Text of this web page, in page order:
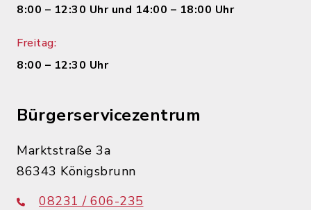
8:00 – 12:30 Uhr und 14:00 – 18:00 Uhr
Freitag:
8:00 – 12:30 Uhr
Bürgerservicezentrum
Marktstraße 3a
86343 Königsbrunn
08231 / 606-235